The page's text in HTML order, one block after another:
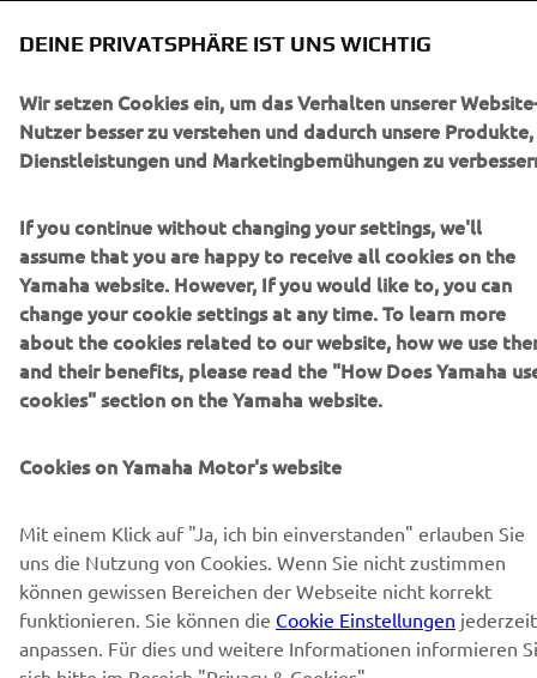
SUPPORT
NEWSLETTER
Erfahre als Erster von den neuesten Angeboten,
ABONNIEREN
Lesen Sie unsere Datenschutzrichtlinie, um zu erfahren, wie wir
Ihre persönlichen Daten verarbeiten:Datenschutzerklärung
Switzerland (German)
© Copyright - 2026 Yamaha Motor Europe N.V. - All Rights
Reserved
DEINE PRIVATSPHÄRE IST UNS WICHTIG
Wir setzen Cookies ein, um das Verhalten unserer
Nutzer besser zu verstehen und dadurch unsere Produkte,
Dienstleistungen und Marketingbemühungen zu
If you continue without changing your settings, we'll
assume that you are happy to receive all cookies on the
Yamaha website. However, If you would like to, you can
change your cookie settings at any time. To learn more
about the cookies related to our website, how we use
and their benefits, please read the "How Does Yamaha
cookies" section on the Yamaha website.
Cookies on Yamaha Motor's website
Mit einem Klick auf "Ja, ich bin einverstanden" erlauben Sie
uns die Nutzung von Cookies. Wenn Sie nicht zustimmen
können gewissen Bereichen der Webseite nicht korrekt
funktionieren. Sie können die Cookie Einstellungen jederzeit
anpassen. Für dies und weitere Informationen informieren